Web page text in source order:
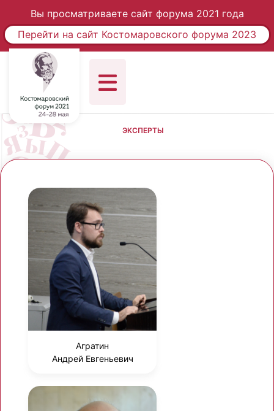
Вы просматриваете сайт форума 2021 года
Перейти на сайт Костомаровского форума 2023
ЭКСПЕРТЫ
Агратин
Андрей Евгеньевич